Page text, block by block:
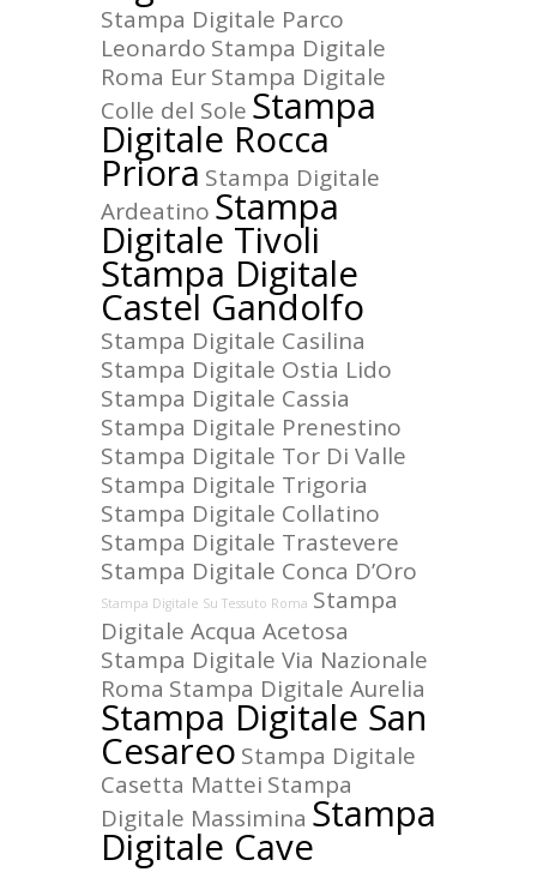
Stampa Digitale Parco
Leonardo Stampa Digitale
Roma EurStampa Digitale
Colle del Sole Stampa
Digitale Rocca
Priora Stampa Digitale
Ardeatino Stampa
Digitale Tivoli
Stampa Digitale
Castel Gandolfo
Stampa Digitale Casilina
Stampa Digitale Ostia Lido
Stampa Digitale Cassia
Stampa Digitale Prenestino
Stampa Digitale Tor Di Valle
Stampa Digitale Trigoria
Stampa Digitale Collatino
Stampa Digitale Trastevere
Stampa Digitale Conca D’Oro
Stampa Digitale Su Tessuto Roma Stampa
Digitale Acqua Acetosa
Stampa Digitale Via Nazionale
Roma Stampa Digitale Aurelia
Stampa Digitale San
Cesareo Stampa Digitale
Casetta Mattei Stampa
Digitale Massimina Stampa
Digitale Cave